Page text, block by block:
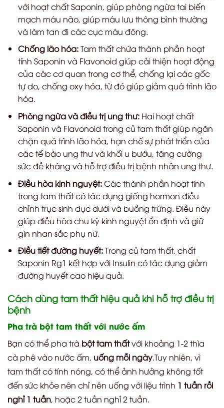
với hoạt chất Saponin, giúp phòng ngừa tai biến
mạch máu não, giúp máu lưu thông bình thường
và làm tan đi các cục máu đông.
Chống lão hóa:Tam thất chứa thành phần hoạt
tính Saponin và Flavonoid giúp cải thiện hoạt động
của các cơ quan trong cơ thể, chống lại các gốc
tự do, chống oxy hóa, từ đó giúp giảm quá trình lão
hóa.
Phòng ngừa và điều trị ung thư:Hai hoạt chất
Saponin và Flavonoid trong củ tam thất giúp ngăn
chặn quá trình lão hóa, hạn chế sự phát triển của
các tế bào ung thư và khối u bướu, tăng cường
sức đề kháng và hỗ trợ điều trị bệnh nhân ung thư.
Điều hòa kinh nguyệt:Các thành phần hoạt tính
trong tam thất có tác dụng giống hormon điều
chỉnh trục sinh dục dưới và buồng trứng. Điều này
giúp điều hòa chu kỳ kinh nguyệt ổn định và giữ
gìn nhan sắc phụ nữ.
Điều tiết đường huyết:Trong củ tam thất, chất
Saponin Rg1 kết hợp với Insulin có tác dụng giảm
đường huyết cao hiệu quả.
Cách dùng tam thất hiệu quả khi hỗ trợ điều trị
bệnh
Pha trà bột tam thất với nước ấm
Bạn có thể pha trà bột tam thấtvới khoảng 1-2 thìa
cà phê vào nước ấm, uống mỗi ngày.Tuy nhiên, vì
tam thất có tính nóng, có thể ảnh hưởng không tốt
đến sức khỏe nên chỉ nên uống với liệu trình 1 tuần rồi
nghỉ 1 tuần, hoặc 2 tuần nghỉ 2 tuần.